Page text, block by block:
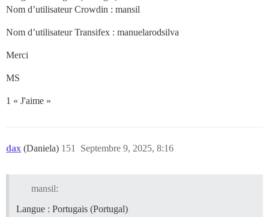
Nom d’utilisateur Crowdin : mansil
Nom d’utilisateur Transifex : manuelarodsilva
Merci
MS
1 « J'aime »
dax (Daniela) Septembre 9, 2025, 8:16
151
mansil:
Langue : Portugais (Portugal)